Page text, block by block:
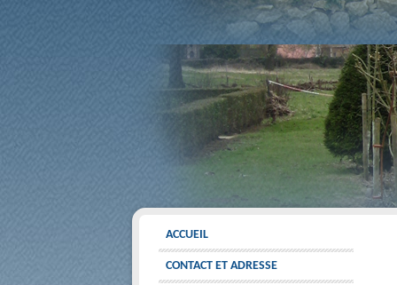
ACCUEIL
CONTACT ET ADRESSE